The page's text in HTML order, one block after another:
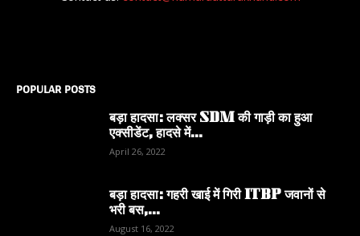
POPULAR POSTS
बड़ा हादसा: लक्सर SDM की गाड़ी का हुआ
एक्सीडेंट, हादसे में...
April 26, 2022
बड़ा हादसा: गहरी खाई में गिरी ITBP जवानों से
भरी बस,...
August 16, 2022